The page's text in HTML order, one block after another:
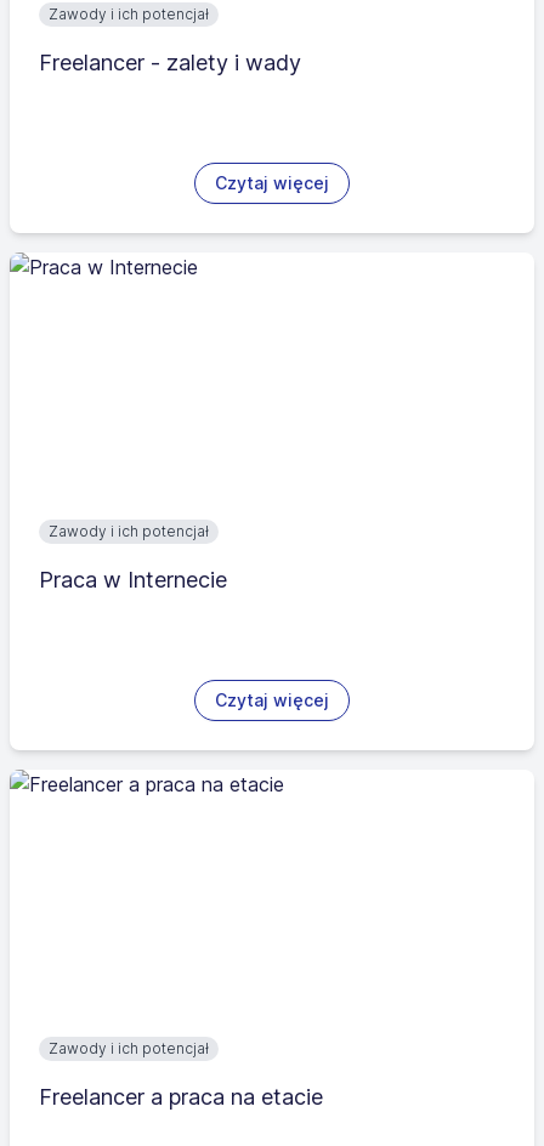
Zawody i ich potencjał
Freelancer - zalety i wady
Czytaj więcej
Zawody i ich potencjał
Praca w Internecie
Czytaj więcej
Zawody i ich potencjał
Freelancer a praca na etacie